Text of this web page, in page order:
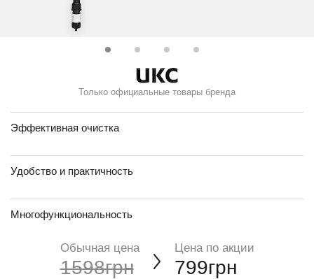
Только официальные товары бренда
Эффективная очистка
Удобство и практичность
Многофункциональность
Обычная цена
1598грн
Цена по акции
799грн